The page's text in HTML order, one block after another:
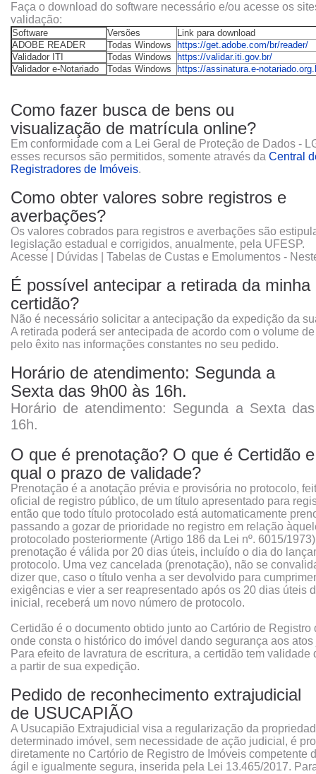
Faça o download do software necessário e/ou acesse os
validação:
Software Versões
Link para download
ADOBE READER
Todas Windows
https://get.adobe.com/br/reader/
Validador ITI
Todas Windows
https://validar.iti.gov.br/
Validador e-Notariado
Todas Windows https://assinatura.e-
Como fazer busca de bens ou
visualização de matrícula online?
Em conformidade com a Lei Geral de Proteção de Dados -
esses recursos são permitidos, somente através da Central
Registradores de Imóveis.
Como obter valores sobre registros e
averbações?
Os valores cobrados para registros e averbações são
legislação estadual e corrigidos, anualmente, pela UFESP.
Acesse | Dúvidas | Tabelas de Custas e Emolumentos -
É possível antecipar a retirada da minha
certidão?
Não é necessário solicitar a antecipação da expedição da
A retirada poderá ser antecipada de acordo com o volume
pelo êxito nas informações constantes no seu pedido.
Horário de atendimento: Segunda a
Sexta das 9h00 às 16h.
Horário de atendimento: Segunda a Sexta
16h.
O que é prenotação? O que é Certidão e
qual o prazo de validade?
Prenotação é a anotação prévia e provisória no protocolo,
oficial de registro público, de um título apresentado para
então que todo título protocolado está automaticamente
passando a gozar de prioridade no registro em relação
protocolado posteriormente (Artigo 186 da Lei nº. 6015/
prenotação é válida por 20 dias úteis, incluído o dia do
protocolo. Uma vez cancelada (prenotação), não se
dizer que, caso o título venha a ser devolvido para
exigências e vier a ser reapresentado após os 20 dias úteis
inicial, receberá um novo número de protocolo.
Certidão é o documento obtido junto ao Cartório de Registro
onde consta o histórico do imóvel dando segurança aos
Para efeito de lavratura de escritura, a certidão tem validade
a partir de sua expedição.
Pedido de reconhecimento extrajudicial
de USUCAPIÃO
A Usucapião Extrajudicial visa a regularização da
determinado imóvel, sem necessidade de ação judicial, é
diretamente no Cartório de Registro de Imóveis competente
ágil e igualmente segura, inserida pela Lei 13.465/2017.